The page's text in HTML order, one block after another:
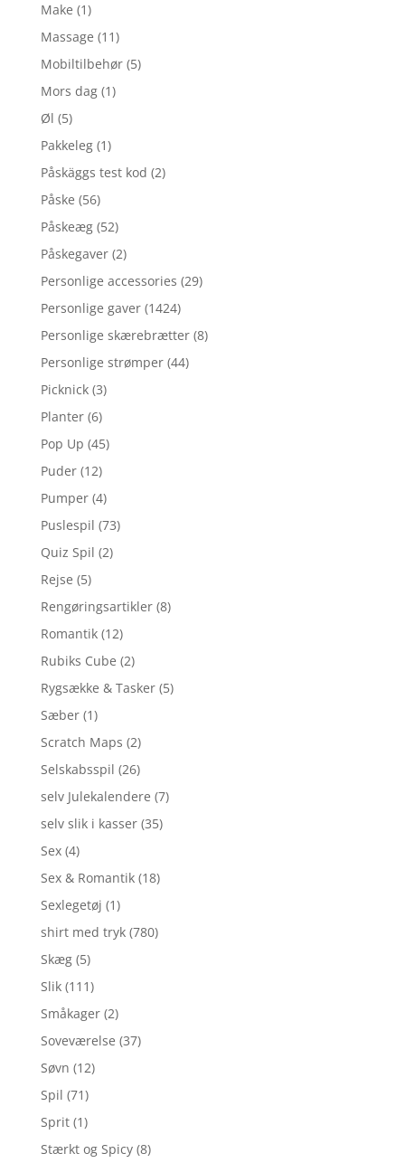
Make (1)
Massage (11)
Mobiltilbehør (5)
Mors dag (1)
Øl (5)
Pakkeleg (1)
Påskäggs test kod (2)
Påske (56)
Påskeæg (52)
Påskegaver (2)
Personlige accessories (29)
Personlige gaver (1424)
Personlige skærebrætter (8)
Personlige strømper (44)
Picknick (3)
Planter (6)
Pop Up (45)
Puder (12)
Pumper (4)
Puslespil (73)
Quiz Spil (2)
Rejse (5)
Rengøringsartikler (8)
Romantik (12)
Rubiks Cube (2)
Rygsække & Tasker (5)
Sæber (1)
Scratch Maps (2)
Selskabsspil (26)
selv Julekalendere (7)
selv slik i kasser (35)
Sex (4)
Sex & Romantik (18)
Sexlegetøj (1)
shirt med tryk (780)
Skæg (5)
Slik (111)
Småkager (2)
Soveværelse (37)
Søvn (12)
Spil (71)
Sprit (1)
Stærkt og Spicy (8)